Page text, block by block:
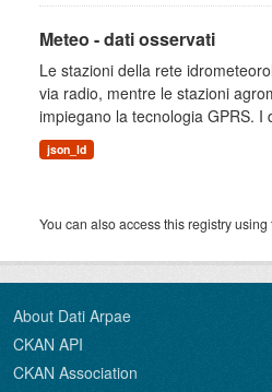
Meteo - dati osservati
Le stazioni della rete
via radio, mentre le stazioni
impiegano la tecnologia GPRS. I
json_ld
You can also access this registry using
About Dati Arpae
CKAN API
CKAN Association